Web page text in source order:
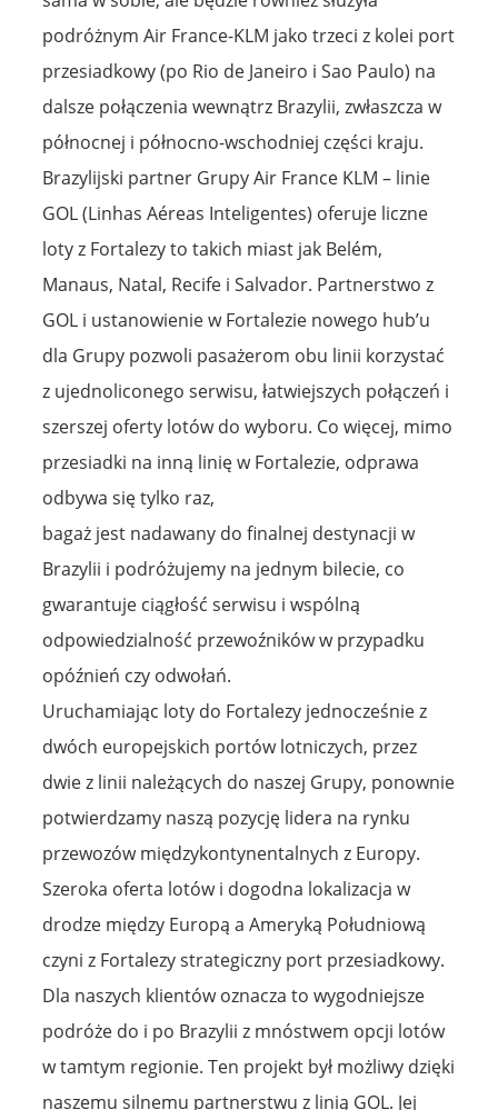
podróżnym Air France-KLM jako trzeci z kolei port
przesiadkowy (po Rio de Janeiro i Sao Paulo) na
dalsze połączenia wewnątrz Brazylii, zwłaszcza w
północnej i północno-wschodniej części kraju.
Brazylijski partner Grupy Air France KLM – linie
GOL (Linhas Aéreas Inteligentes) oferuje liczne
loty z Fortalezy to takich miast jak Belém,
Manaus, Natal, Recife i Salvador. Partnerstwo z
GOL i ustanowienie w Fortalezie nowego hub’u
dla Grupy pozwoli pasażerom obu linii korzystać
z ujednoliconego serwisu, łatwiejszych połączeń i
szerszej oferty lotów do wyboru. Co więcej, mimo
przesiadki na inną linię w Fortalezie, odprawa
odbywa się tylko raz,
bagaż jest nadawany do finalnej destynacji w
Brazylii i podróżujemy na jednym bilecie, co
gwarantuje ciągłość serwisu i wspólną
odpowiedzialność przewoźników w przypadku
opóźnień czy odwołań.
Uruchamiając loty do Fortalezy jednocześnie z
dwóch europejskich portów lotniczych, przez
dwie z linii należących do naszej Grupy, ponownie
potwierdzamy naszą pozycję lidera na rynku
przewozów międzykontynentalnych z Europy.
Szeroka oferta lotów i dogodna lokalizacja w
drodze między Europą a Ameryką Południową
czyni z Fortalezy strategiczny port przesiadkowy.
Dla naszych klientów oznacza to wygodniejsze
podróże do i po Brazylii z mnóstwem opcji lotów
w tamtym regionie. Ten projekt był możliwy dzięki
naszemu silnemu partnerstwu z linią GOL. Jej